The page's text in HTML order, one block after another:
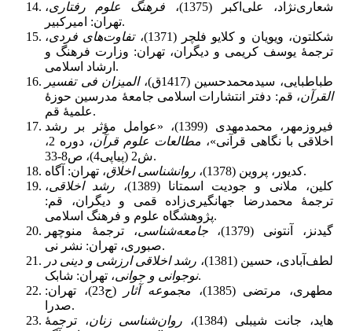
شعاری‌نژاد، علی‌اکبر (1375)،
فرهنگ علوم رفتاری،
تهران: امیرکبیر.
شکلتون، ویویان و کلایو فلچر (1371)،
تفاوت‌های فردی،
ترجمۀ یوسف کریمی و دیگران، تهران: وزارت فرهنگ و
ارشاد اسلامی.
طباطبایى، سیدمحمدحسین (1417ق)،
المیزان فى تفسیر
القرآن، قم: دفتر انتشارات اسلامى جامعۀ مدرسین حوزۀ
علمیۀ قم.
فیروزمهر، محمدمهدی (1399)، «عوامل مؤثر بر رشد
اخلاقی با نگاهی قرآنی»، مطالعات علوم قرآن
، دوره 2،
ش2 (پیاپی4)، ص8-33.
کدیور، پروین (1378)،
روانشناسی اخلاق
، تهران: آگاه.
کلین، ملانی و جودیت اسمتانا (1389)،
رشد اخلاقی،
ترجمۀ محمدرضا جهانگیری‌زاده قمی و دیگران، قم:
پژوهشگاه علوم و فرهنگ اسلامی.
گیدنز، آنتونی (1379)،
جامعه‌شناسی، ترجمۀ منوچهر
صبوری، تهران: نشر نی.
لطف‌آبادی، حسین (1381)،
رشد اخلاقی ارزشی و دینی در
نوجوانی و جوانی، تهران: شابک.
مطهری، مرتضی (1385)،
مجموعه آثار
(ج23)، تهران:
صدرا.
هاید، جانت شیبلی (1384)،
روان‌شناسی زنان، ترجمۀ